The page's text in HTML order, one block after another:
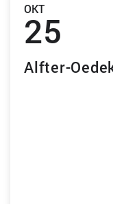
OKT
25
Alfter-